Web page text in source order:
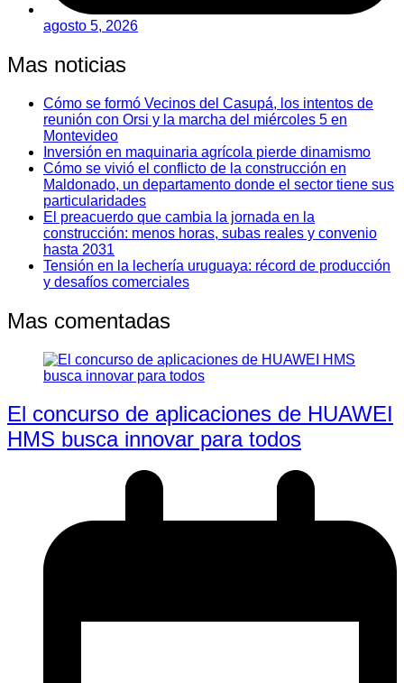
agosto 5, 2026
Mas noticias
Cómo se formó Vecinos del Casupá, los intentos de
reunión con Orsi y la marcha del miércoles 5 en
Montevideo
Inversión en maquinaria agrícola pierde dinamismo
Cómo se vivió el conflicto de la construcción en
Maldonado, un departamento donde el sector tiene sus
particularidades
El preacuerdo que cambia la jornada en la
construcción: menos horas, subas reales y convenio
hasta 2031
Tensión en la lechería uruguaya: récord de producción
y desafíos comerciales
Mas comentadas
El concurso de aplicaciones de HUAWEI
HMS busca innovar para todos